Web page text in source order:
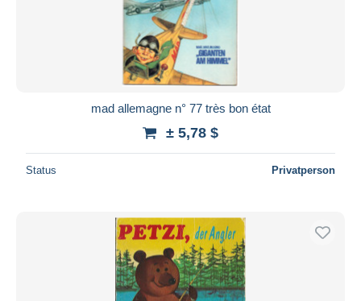
mad allemagne n° 77 très bon état
± 5,78 $
Status Privatperson